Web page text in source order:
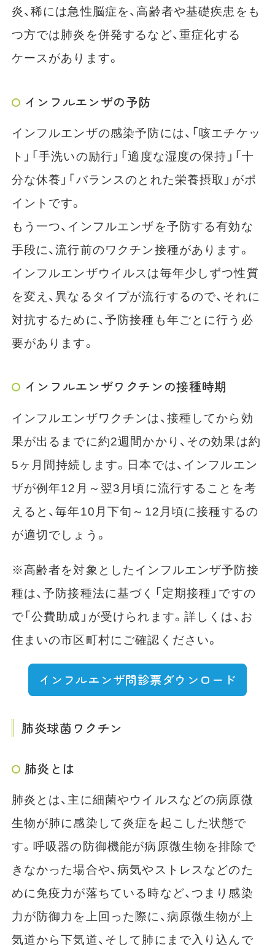
炎、稀には急性脳症を、高齢者や基礎疾患をも
つ方では肺炎を併発するなど、重症化する
ケースがあります。
インフルエンザの予防
インフルエンザの感染予防には、「咳エチケッ
ト」「手洗いの励行」「適度な湿度の保持」「十
分な休養」「バランスのとれた栄養摂取」がポ
イントです。
もう一つ、インフルエンザを予防する有効な
手段に、流行前のワクチン接種があります。
インフルエンザウイルスは毎年少しずつ性質
を変え、異なるタイプが流行するので、それに
対抗するために、予防接種も年ごとに行う必
要があります。
インフルエンザワクチンの接種時期
インフルエンザワクチンは、接種してから効
果が出るまでに約2週間かかり、その効果は約
5ヶ月間持続します。日本では、インフルエン
ザが例年12月～翌3月頃に流行することを考
えると、毎年10月下旬～12月頃に接種するの
が適切でしょう。
※高齢者を対象としたインフルエンザ予防接
種は、予防接種法に基づく「定期接種」ですの
で「公費助成」が受けられます。詳しくは、お
住まいの市区町村にご確認ください。
インフルエンザ問診票ダウンロード
肺炎球菌ワクチン
肺炎とは
肺炎とは、主に細菌やウイルスなどの病原微
生物が肺に感染して炎症を起こした状態で
す。呼吸器の防御機能が病原微生物を排除で
きなかった場合や、病気やストレスなどのた
めに免疫力が落ちている時など、つまり感染
力が防御力を上回った際に、病原微生物が上
気道から下気道、そして肺にまで入り込んで